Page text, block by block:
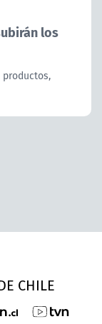
los
CHILE